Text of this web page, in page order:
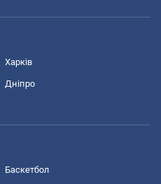
Харків
Дніпро
Баскетбол